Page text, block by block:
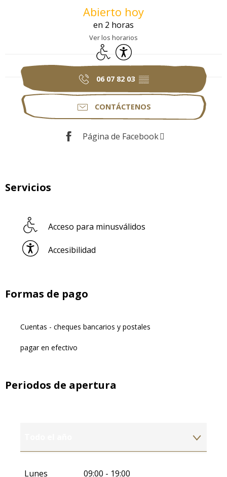
Abierto hoy
en 2 horas
Ver los horarios
Acceso para minusválidos
Accesibilidad
06 07 82 03 ▒▒
CONTÁCTENOS
Página de Facebook
Servicios
Acceso para minusválidos
Accesibilidad
Formas de pago
Cuentas - cheques bancarios y postales
pagar en efectivo
Periodos de apertura
Lunes 09:00 - 19:00